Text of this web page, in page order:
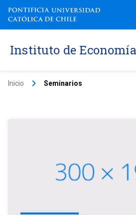
Instituto de Economía
Inicio keyboard_arrow_right Seminarios